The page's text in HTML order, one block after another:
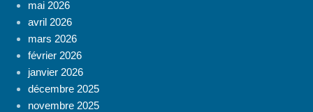
mai 2026
avril 2026
mars 2026
février 2026
janvier 2026
décembre 2025
novembre 2025